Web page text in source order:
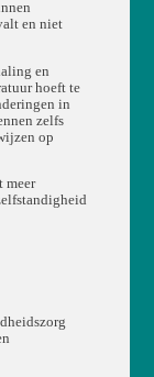
en niet
en
hoeft te
in
zelfs
op
meer